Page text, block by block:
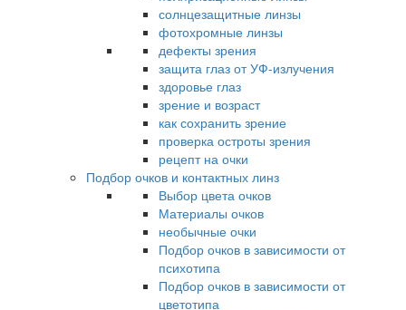
солнцезащитные линзы
фотохромные линзы
дефекты зрения
защита глаз от УФ-излучения
здоровье глаз
зрение и возраст
как сохранить зрение
проверка остроты зрения
рецепт на очки
Подбор очков и контактных линз
Выбор цвета очков
Материалы очков
необычные очки
Подбор очков в зависимости от
психотипа
Подбор очков в зависимости от
цветотипа